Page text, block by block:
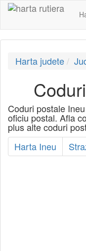
Harta judete
Coduri postale
oficiu postal. Afla
plus alte coduri
Harta Ineu